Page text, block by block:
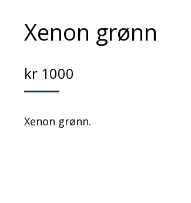
Xenon grønn
kr 1000
Xenon grønn.